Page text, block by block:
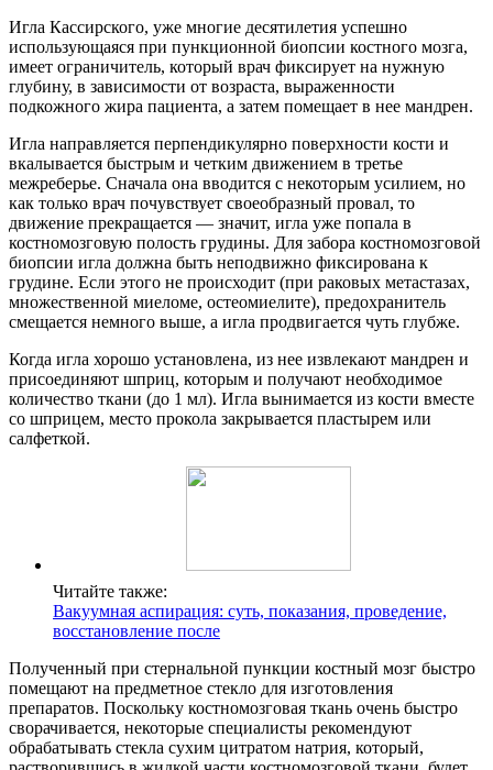
Игла Кассирского, уже многие десятилетия успешно
использующаяся при пункционной биопсии костного мозга,
имеет ограничитель, который врач фиксирует на нужную
глубину, в зависимости от возраста, выраженности
подкожного жира пациента, а затем помещает в нее мандрен.
Игла направляется перпендикулярно поверхности кости и
вкалывается быстрым и четким движением в третье
межреберье. Сначала она вводится с некоторым усилием, но
как только врач почувствует своеобразный провал, то
движение прекращается — значит, игла уже попала в
костномозговую полость грудины. Для забора костномозговой
биопсии игла должна быть неподвижно фиксирована к
грудине. Если этого не происходит (при раковых метастазах,
множественной миеломе, остеомиелите), предохранитель
смещается немного выше, а игла продвигается чуть глубже.
Когда игла хорошо установлена, из нее извлекают мандрен и
присоединяют шприц, которым и получают необходимое
количество ткани (до 1 мл). Игла вынимается из кости вместе
со шприцем, место прокола закрывается пластырем или
салфеткой.
Читайте также:
Вакуумная аспирация: суть, показания, проведение,
восстановление после
Полученный при стернальной пункции костный мозг быстро
помещают на предметное стекло для изготовления
препаратов. Поскольку костномозговая ткань очень быстро
сворачивается, некоторые специалисты рекомендуют
обрабатывать стекла сухим цитратом натрия, который,